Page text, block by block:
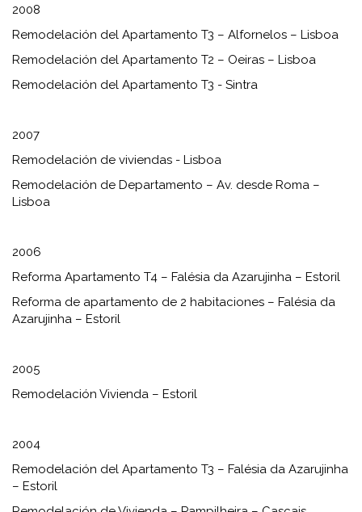
2008
Remodelación del Apartamento T3 – Alfornelos – Lisboa
Remodelación del Apartamento T2 – ​​Oeiras – Lisboa
Remodelación del Apartamento T3 - Sintra
2007
Remodelación de viviendas - Lisboa
Remodelación de Departamento – Av. desde Roma –
Lisboa
2006
Reforma Apartamento T4 – Falésia da Azarujinha – Estoril
Reforma de apartamento de 2 habitaciones – Falésia da
Azarujinha – Estoril
2005
Remodelación Vivienda – Estoril
2004
Remodelación del Apartamento T3 – Falésia da Azarujinha
– Estoril